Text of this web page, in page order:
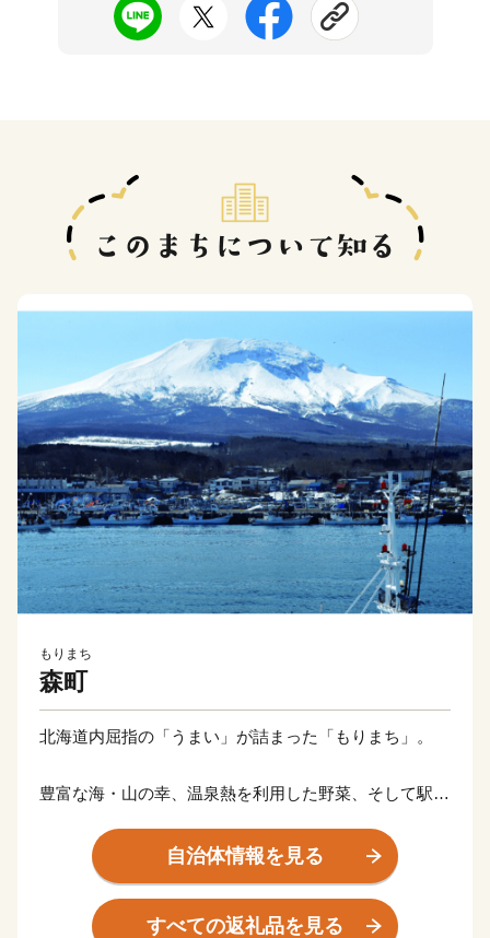
もりまち
森町
北海道内屈指の「うまい」が詰まった「もりまち」。
豊富な海・山の幸、温泉熱を利用した野菜、そして駅弁
これらの自然の恵みを活かしたおいしい飲食店も多数存
在する「もりまち」は、北海道の南西部に位置し、秀峰
駒ヶ岳と内浦湾に囲まれた食の都です。
自治体情報を見る
すべての返礼品を見る